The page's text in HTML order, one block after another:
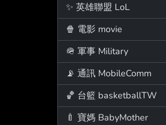
✨ 英雄聯盟 LoL
🍿 電影 movie
🪖 軍事 Military
📡 通訊 MobileComm
🏀 台籃 basketballTW
🍼 寶媽 BabyMother